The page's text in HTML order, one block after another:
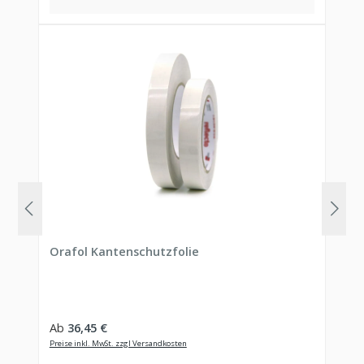
Orafol Kantenschutzfolie
Regulärer Preis:
Ab 36,45 €
Preise inkl. MwSt. zzgl Versandkosten